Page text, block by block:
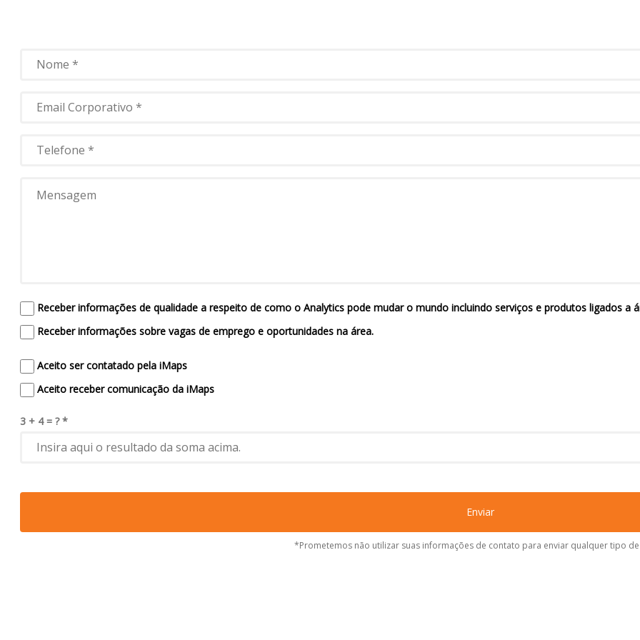
Receber informações de qualidade a respeito de como o Analytics pode mudar o mundo incluindo serviços e produtos ligados a
Receber informações sobre vagas de emprego e oportunidades na área.
Aceito ser contatado pela iMaps
Aceito receber comunicação da iMaps
3 + 4 = ? *
Enviar
*Prometemos não utilizar suas informações de contato para enviar qualquer tipo de